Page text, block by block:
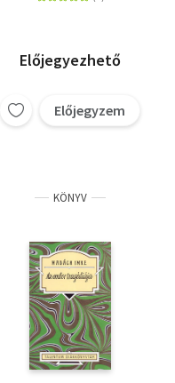
Előjegyezhető
Előjegyzem
KÖNYV